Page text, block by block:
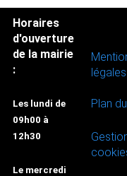
Horaires
d'ouverture
de la mairie
:
Les lundi de
09h00 à
12h30
Le mercredi
légales
Plan